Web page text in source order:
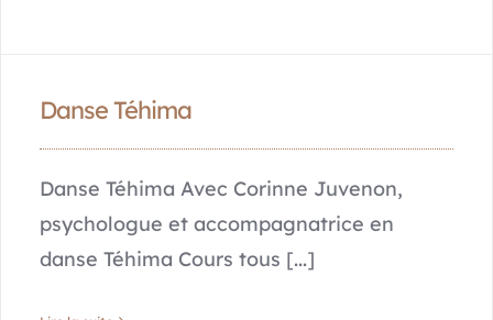
Danse Téhima
Danse Téhima Avec Corinne Juvenon,
psychologue et accompagnatrice en
danse Téhima Cours tous [...]